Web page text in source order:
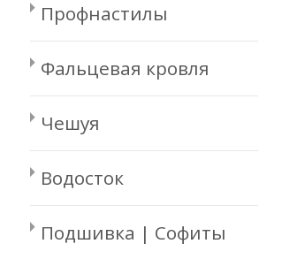
Профнастилы
Фальцевая кровля
Чешуя
Водосток
Подшивка | Софиты